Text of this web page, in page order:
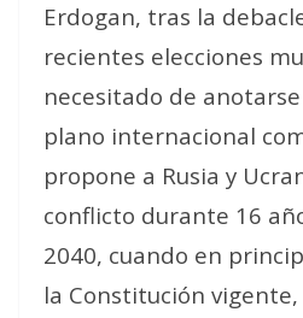
Erdogan, tras la
recientes elecciones
necesitado de
plano internacional
propone a Rusia y
conflicto durante 16
2040, cuando en
la Constitución